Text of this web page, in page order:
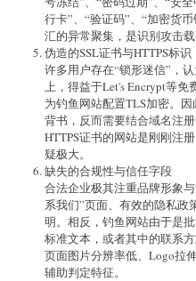
行卡”、“验证码”、“加密货
汇的异常聚集，是识别攻击载
伪造的SSL证书与HTTPS标识
许多用户存在“锁形迷信”，
上，得益于Let's Encrypt等
为钓鱼网站配置TLS加密。
背书，反而需要结合域名注
HTTPS证书的网站是刚刚注
疑极大。
缺失的合规性与信任字段
合法企业极其注重品牌形象
系我们”页面、有效的隐私政
明。相反，钓鱼网站由于是
标准文本，或者其中的联系
页面图片分辨率低、Logo拉
辅助判定特征。